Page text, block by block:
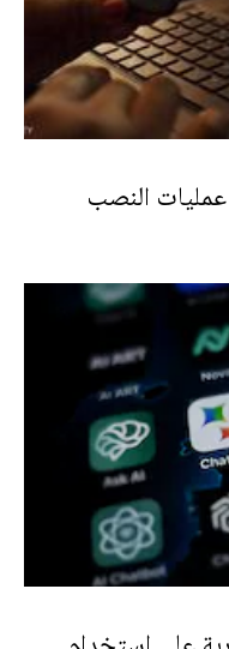
النصب